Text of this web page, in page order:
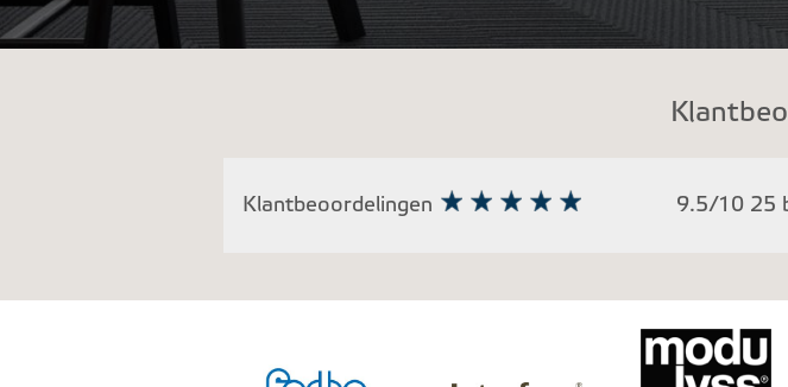
Klantbeoordelingen 9.5/10 25